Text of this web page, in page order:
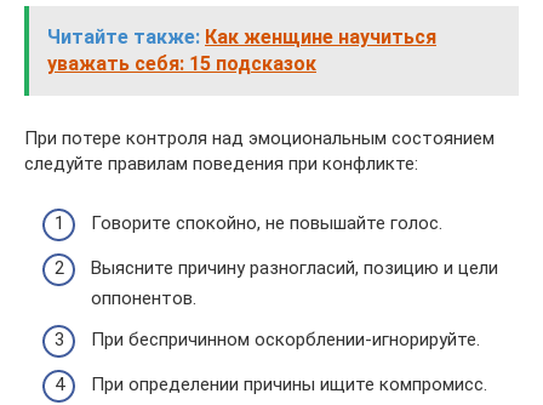
Читайте также: Как женщине научиться
уважать себя: 15 подсказок
При потере контроля над эмоциональным состоянием
следуйте правилам поведения при конфликте:
Говорите спокойно, не повышайте голос.
Выясните причину разногласий, позицию и цели
оппонентов.
При беспричинном оскорблении-игнорируйте.
При определении причины ищите компромисс.